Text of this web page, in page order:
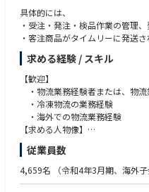
具体的には、
・受注・発注・検品作業の管理
・客注商品がタイムリーに発送
応が適切になされているかのモニ
・商品原価を低廉にするための仕
・機能向上やお客様満足度UP
■キャリアパス：
現場のオペレーションを見て改善
物流DX事業、経営企画、事業管
求める経験 / スキル
【歓迎】
・物流業務経験者または、物流
・冷凍物流の業務経験
・海外での物流業務経験
【求める人物像】
・顧客思考で物事を考えられる方
・交渉力のある方
・チーム貢献に対しての意識が
従業員数
4,659名 （令和4年3月期、海外子